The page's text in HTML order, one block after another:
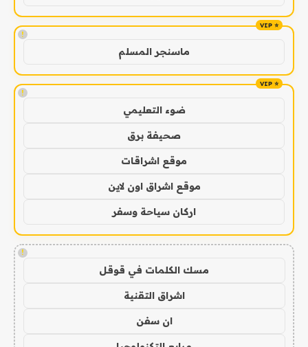
!
ماسنجر المسلم
!
ضوء التعليمي
صحيفة برق
موقع اشراقات
موقع اشراق اون لاين
اركان سياحة وسفر
!
مسك الكلمات في قوقل
اشراق التقنية
ان سفن